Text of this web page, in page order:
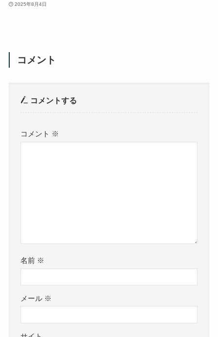
2025年8月4日
コメント
コメントする
コメント ※
名前 ※
メール ※